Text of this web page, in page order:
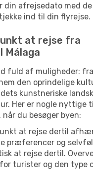
din afrejsedato med
ind til din flyrejse.
at rejse fra
Málaga
fuld af muligheder:
den oprindelige
kunstneriske
Her er nogle nyttige
når du besøger byen:
at rejse dertil
præferencer og
at rejse dertil.
turister og den type